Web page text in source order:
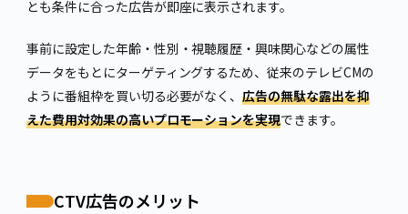
とも条件に合った広告が即座に表示されます。
事前に設定した年齢・性別・視聴履歴・興味関心などの属性
データをもとにターゲティングするため、従来のテレビCMの
ように番組枠を買い切る必要がなく、広告の無駄な露出を抑
えた費用対効果の高いプロモーションを実現できます。
CTV広告のメリット